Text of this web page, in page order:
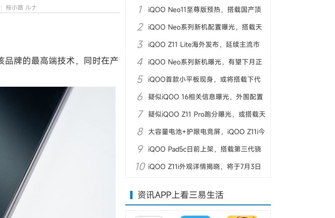
桜小路 ルナ
牌的最高端技术，同时在产
1
iQOO Neo11至尊版预热，搭载国产顶
级2K屏
2
iQOO Neo系列新机配置曝光，搭载天
玑旗舰SoC
3
iQOO Z11 Lite海外发布，延续主流市
场定位
4
iQOO Neo系列新机曝光，有望下月正
式发布
5
iQOO首款小平板现身，或将搭载下代
旗舰SoC
6
疑似iQOO 16相关信息曝光，外围配置
大幅升级
7
疑似iQOO Z11 Pro跑分曝光，或搭载天
玑7500
8
大容量电池+护眼电竞屏，iQOO Z11i今
日开售
9
iQOO Pad5c日前上架，搭载第三代骁
龙8s主控
10 iQOO Z11i外观详情揭晓，将于7月3日
资讯APP上看三易生活